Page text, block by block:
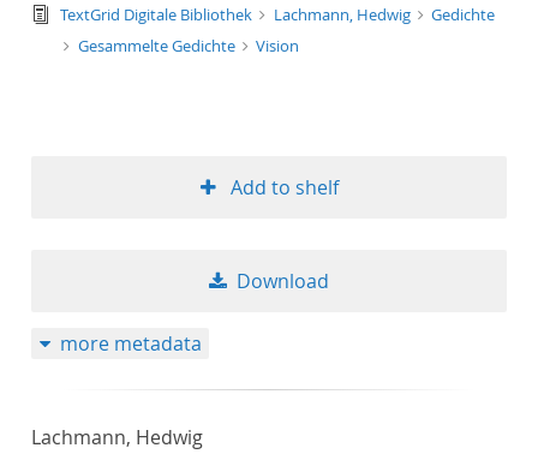
text/tg.edition+tg.aggregation+xml
TextGrid Digitale Bibliothek Lachmann, Hedwig
Gedichte
Gesammelte Gedichte
Vision
Add to shelf
Download
more metadata
Lachmann, Hedwig